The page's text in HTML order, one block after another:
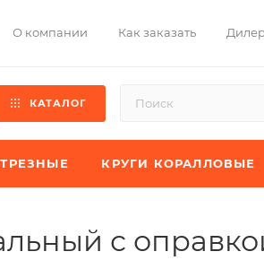
О компании Как заказать
КАТАЛОГ
КРУГИ КОРАЛЛОВЫЕ
с